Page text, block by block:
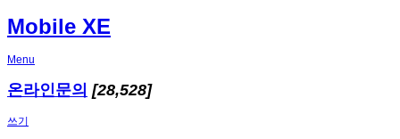
Mobile XE
Menu
온라인문의 [28,528]
쓰기